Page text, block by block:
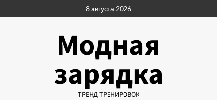
к
8 августа 2026
Модная
зарядка
ТРЕНД ТРЕНИРОВОК